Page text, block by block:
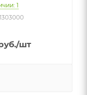
1
/шт